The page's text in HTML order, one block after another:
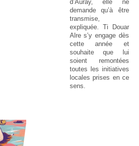
d’Auray, elle ne
demande qu’à être
transmise,
expliquée. Ti Douar
Alre s’y engage dès
cette année et
souhaite que lui
soient remontées
toutes les initiatives
locales prises en ce
sens.